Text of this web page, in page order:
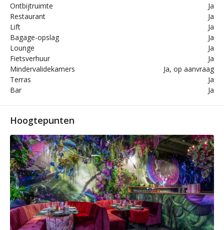
Ontbijtruimte
Ja
Restaurant
Ja
Lift
Ja
Bagage-opslag
Ja
Lounge
Ja
Fietsverhuur
Ja
Mindervalidekamers
Ja, op aanvraag
Terras
Ja
Bar
Ja
Hoogtepunten